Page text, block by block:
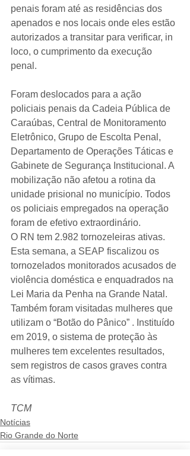
penais foram até as residências dos
apenados e nos locais onde eles estão
autorizados a transitar para verificar, in
loco, o cumprimento da execução
penal.
Foram deslocados para a ação
policiais penais da Cadeia Pública de
Caraúbas, Central de Monitoramento
Eletrônico, Grupo de Escolta Penal,
Departamento de Operações Táticas e
Gabinete de Segurança Institucional. A
mobilização não afetou a rotina da
unidade prisional no município. Todos
os policiais empregados na operação
foram de efetivo extraordinário.
O RN tem 2.982 tornozeleiras ativas.
Esta semana, a SEAP fiscalizou os
tornozelados monitorados acusados de
violência doméstica e enquadrados na
Lei Maria da Penha na Grande Natal.
Também foram visitadas mulheres que
utilizam o “Botão do Pânico” . Instituído
em 2019, o sistema de proteção às
mulheres tem excelentes resultados,
sem registros de casos graves contra
as vítimas.
TCM
Notícias
Rio Grande do Norte